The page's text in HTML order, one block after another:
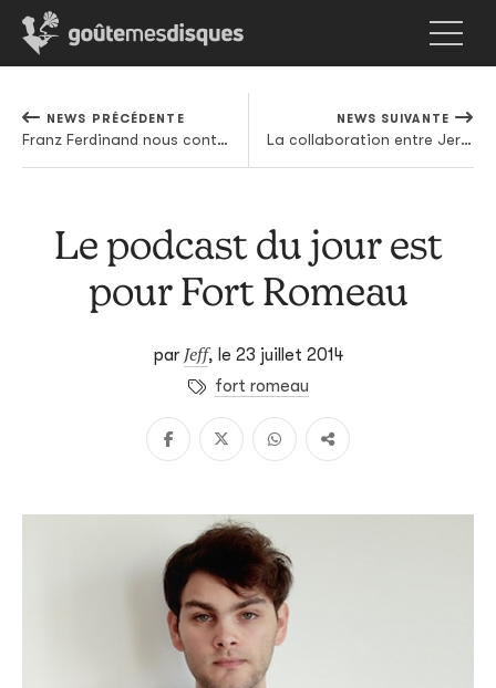
NEWS PRÉCÉDENTE
Franz Ferdinand nous contera ses Late Night Tales à la rentrée
NEWS SUIVANTE
La collaboration entre Jeremih et Shlohmo s'écoute
Le podcast du jour est
pour Fort Romeau
par Jeff, le 23 juillet 2014
fort romeau